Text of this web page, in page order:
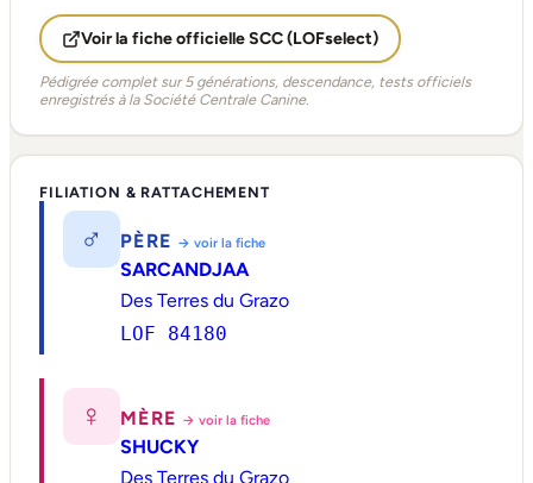
Voir la fiche officielle SCC (LOFselect)
Pédigrée complet sur 5 générations, descendance, tests officiels
enregistrés à la Société Centrale Canine.
FILIATION & RATTACHEMENT
♂ PÈRE → voir la fiche
SARCANDJAA
Des Terres du Grazo
LOF 84180
♀ MÈRE → voir la fiche
SHUCKY
Des Terres du Grazo